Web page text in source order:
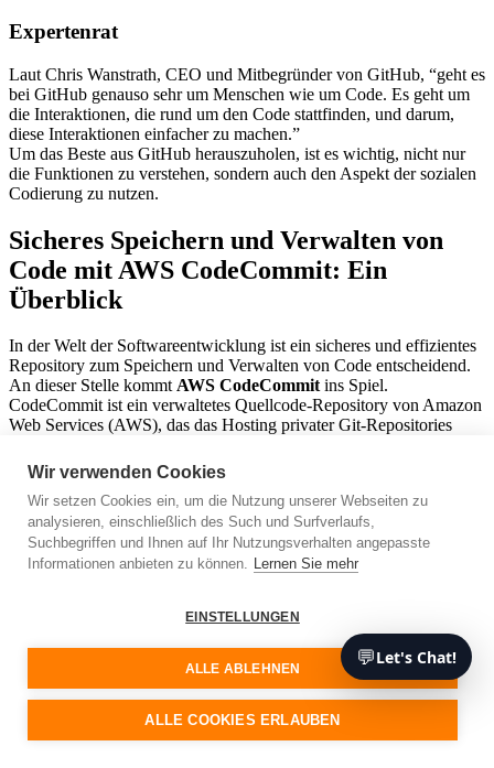
Expertenrat
Laut Chris Wanstrath, CEO und Mitbegründer von GitHub, “geht es
bei GitHub genauso sehr um Menschen wie um Code. Es geht um
die Interaktionen, die rund um den Code stattfinden, und darum,
diese Interaktionen einfacher zu machen.”
Um das Beste aus GitHub herauszuholen, ist es wichtig, nicht nur
die Funktionen zu verstehen, sondern auch den Aspekt der sozialen
Codierung zu nutzen.
Sicheres Speichern und Verwalten von
Code mit AWS CodeCommit: Ein
Überblick
In der Welt der Softwareentwicklung ist ein sicheres und effizientes
Repository zum Speichern und Verwalten von Code entscheidend.
An dieser Stelle kommtAWS CodeCommitins Spiel.
CodeCommit ist ein verwaltetes Quellcode-Repository von Amazon
Web Services (AWS), das das Hosting privater Git-Repositories
Es bietet nicht nur ein Repository für Ihren Code, sondern auch
Codeverwaltung ermöglichen.
Sehen wir uns nun einige der wichtigsten Funktionen von AWS
CodeCommit an, die es zu einer ausgezeichneten Wahl für
Softwareentwickler und -teams machen.
AWS CodeCommit nimmt die Sicherheit Ihres Codes ernst.
Alle Ihre Dateien und Dokumente werden während der
Übertragung und im Ruhezustand automatisch verschlüsselt.
er sich befindet oder wie auf ihn zugegriffen wird.
💬Let's Chat!
Wir verwenden Cookies
Wir setzen Cookies ein, um die Nutzung unserer Webseiten zu
analysieren, einschließlich des Such und Surfverlaufs,
Suchbegriffen und Ihnen auf Ihr Nutzungsverhalten angepasste
Informationen anbieten zu können. Lernen Sie mehr
EINSTELLUNGEN
ALLE ABLEHNEN
ALLE COOKIES ERLAUBEN